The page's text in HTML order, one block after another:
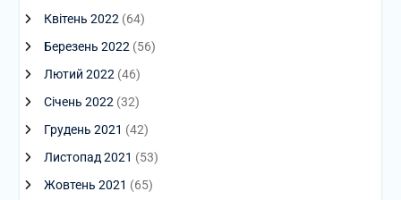
Квітень 2022(64)
Березень 2022(56)
Лютий 2022(46)
Січень 2022(32)
Грудень 2021 (42)
Листопад 2021 (53)
Жовтень 2021 (65)